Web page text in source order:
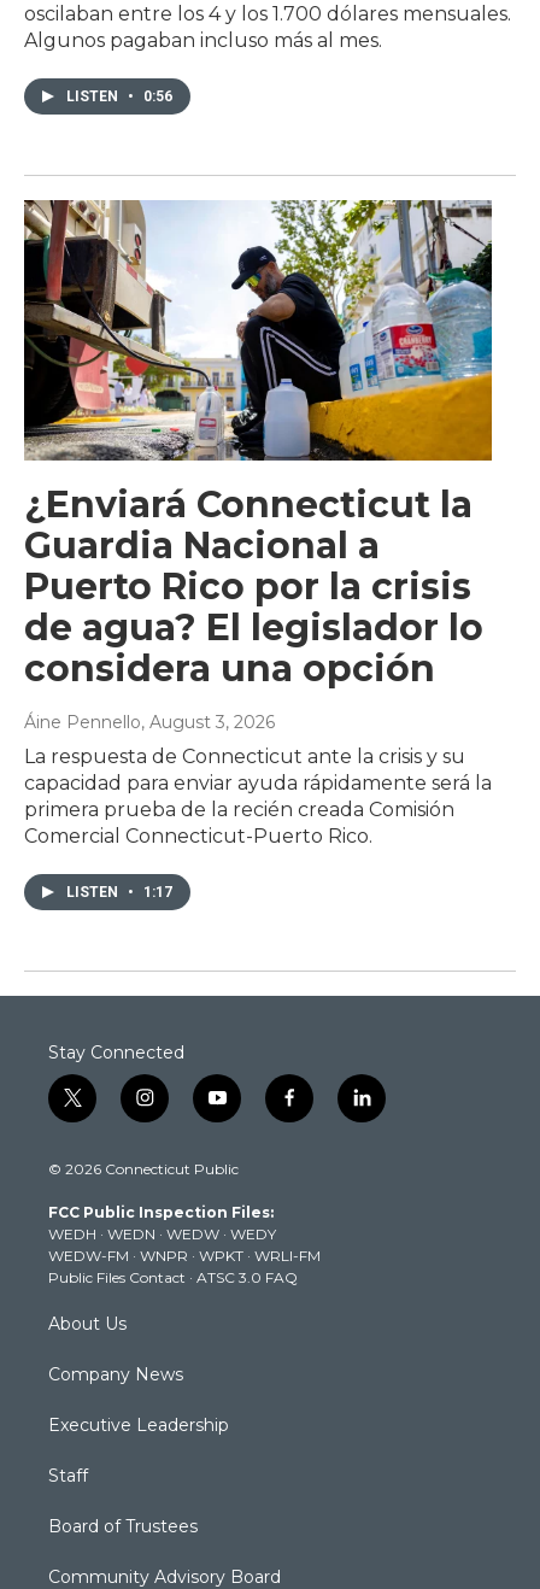
oscilaban entre los 4 y los 1.700 dólares mensuales.
Algunos pagaban incluso más al mes.
LISTEN • 0:56
¿Enviará Connecticut la
Guardia Nacional a
Puerto Rico por la crisis
de agua? El legislador lo
considera una opción
Áine Pennello, August 3, 2026
La respuesta de Connecticut ante la crisis y su
capacidad para enviar ayuda rápidamente será la
primera prueba de la recién creada Comisión
Comercial Connecticut-Puerto Rico.
LISTEN • 1:17
Stay Connected
t
w
t
e
r
i
n
t
g
r
a
m
y
o
t
b
e
f
a
k
l
i
© 2026 Connecticut Public
FCC Public Inspection Files:
WEDH · WEDN · WEDW · WEDY
WEDW-FM · WNPR · WPKT · WRLI-FM
Public Files Contact · ATSC 3.0 FAQ
About Us
Company News
Executive Leadership
Staff
Board of Trustees
Community Advisory Board